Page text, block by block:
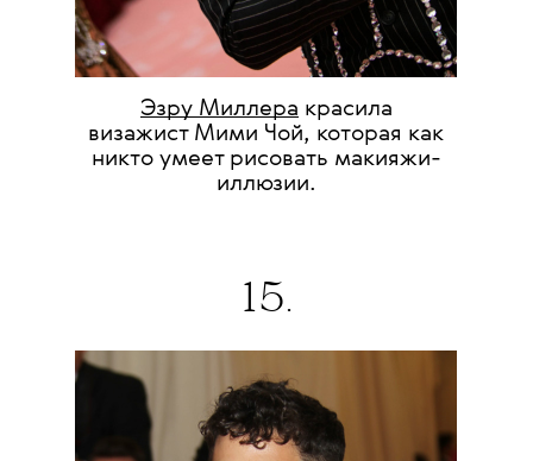
Эзру Миллера красила
визажист Мими Чой, которая как
никто умеет рисовать макияжи-
иллюзии.
15.